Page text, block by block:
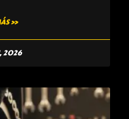
»
2026